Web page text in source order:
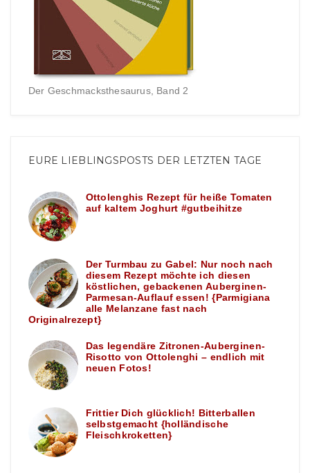
Der Geschmacksthesaurus, Band 2
EURE LIEBLINGSPOSTS DER LETZTEN TAGE
Ottolenghis Rezept für heiße Tomaten
auf kaltem Joghurt #gutbeihitze
Der Turmbau zu Gabel: Nur noch nach
diesem Rezept möchte ich diesen
köstlichen, gebackenen Auberginen-
Parmesan-Auflauf essen! {Parmigiana
alle Melanzane fast nach
Originalrezept}
Das legendäre Zitronen-Auberginen-
Risotto von Ottolenghi – endlich mit
neuen Fotos!
Frittier Dich glücklich! Bitterballen
selbstgemacht {holländische
Fleischkroketten}